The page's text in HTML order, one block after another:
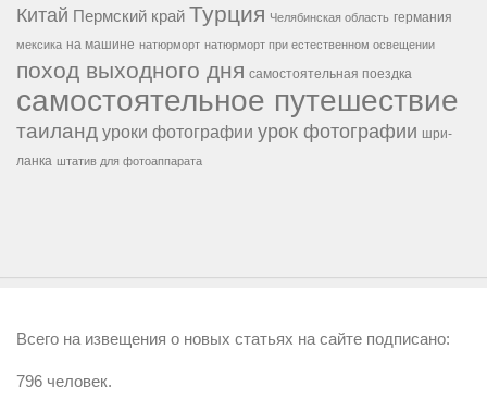
Китай Пермский край Турция Челябинская область германия
мексика на машине натюрморт натюрморт при естественном освещении
поход выходного дня самостоятельная поездка
самостоятельное путешествие
таиланд уроки фотографии урок фотографии шри-
ланка штатив для фотоаппарата
Всего на извещения о новых статьях на сайте подписано:
796 человек.